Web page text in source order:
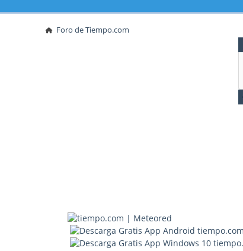
Foro de Tiempo.com